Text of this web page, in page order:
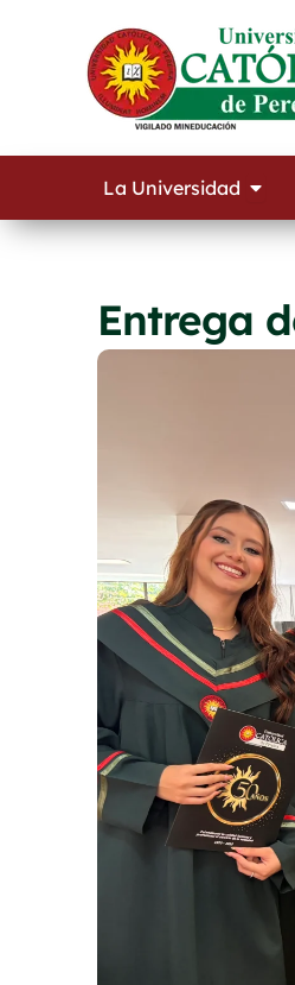
La Universidad
Entrega